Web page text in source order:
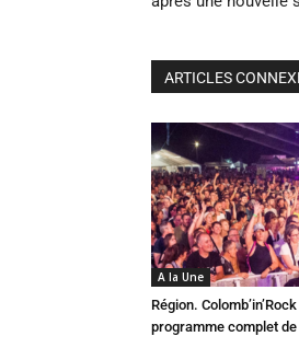
ARTICLES
A la Une
Région.
programme complet